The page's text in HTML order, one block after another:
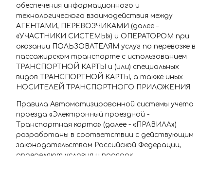
обеспечения информационного и
технологического взаимодействия между
АГЕНТАМИ, ПЕРЕВОЗЧИКАМИ (далее –
«УЧАСТНИКИ СИСТЕМЫ») и ОПЕРАТОРОМ при
оказании ПОЛЬЗОВАТЕЛЯМ услуг по перевозке в
пассажирском транспорте с использованием
ТРАНСПОРТНОЙ КАРТЫ и (или) специальных
видов ТРАНСПОРТНОЙ КАРТЫ, а также иных
НОСИТЕЛЕЙ ТРАНСПОРТНОГО ПРИЛОЖЕНИЯ.
Правила Автоматизированной системы учета
проезда «Электронный проездной -
Транспортная карта» (далее - «ПРАВИЛА»)
разработаны в соответствии с действующим
законодательством Российской Федерации,
определяют условия и порядок